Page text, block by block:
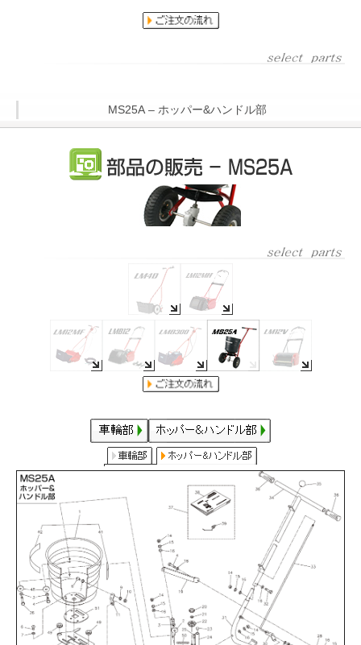
MS25A – ホッパー&ハンドル部